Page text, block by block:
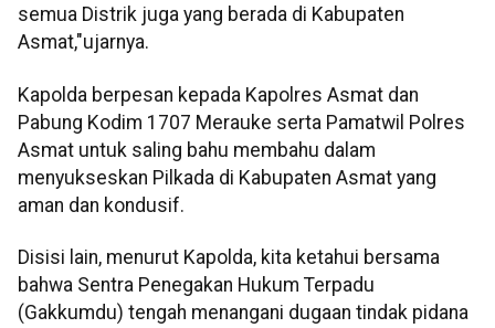
semua Distrik juga yang berada di Kabupaten
Asmat,"ujarnya.
Kapolda berpesan kepada Kapolres Asmat dan
Pabung Kodim 1707 Merauke serta Pamatwil Polres
Asmat untuk saling bahu membahu dalam
menyukseskan Pilkada di Kabupaten Asmat yang
aman dan kondusif.
Disisi lain, menurut Kapolda, kita ketahui bersama
bahwa Sentra Penegakan Hukum Terpadu
(Gakkumdu) tengah menangani dugaan tindak pidana